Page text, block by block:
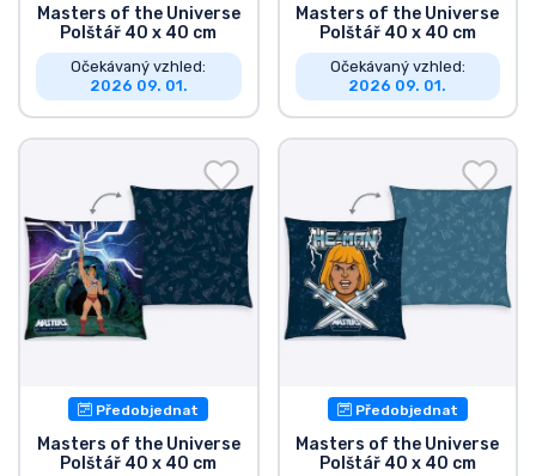
Masters of the Universe
Polštář 40 x 40 cm
Očekávaný vzhled:
2026 09. 01.
Masters of the Universe
Polštář 40 x 40 cm
Očekávaný vzhled:
2026 09. 01.
Předobjednat
Masters of the Universe
Polštář 40 x 40 cm
Předobjednat
Masters of the Universe
Polštář 40 x 40 cm